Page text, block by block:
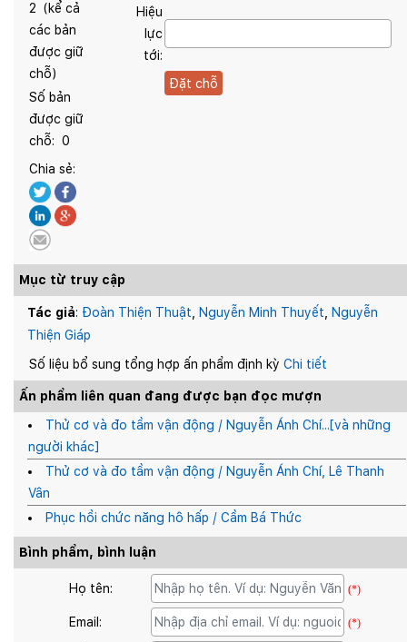
2 (kể cả
các bản
được giữ
chỗ)
Số bản
được giữ
chỗ: 0
Chia sẻ:
Hiệu
lực
tới:
Mục từ truy cập
Tác giả: Đoàn Thiện Thuật Nguyễn Minh Thuyết
Nguyễn
Thiện Giáp
Số liệu bổ sung tổng hợp ấn phẩm định kỳ Chi tiết
Ấn phẩm liên quan đang được bạn đọc mượn
Thử cơ và đo tầm vận động / Nguyễn Ánh Chí...[và những
người khác]
Thử cơ và đo tầm vận động / Nguyễn Ánh Chí, Lê Thanh
Vân
Phục hồi chức năng hô hấp / Cầm Bá Thức
Bình phẩm, bình luận
Họ tên: (*)
Email: (*)